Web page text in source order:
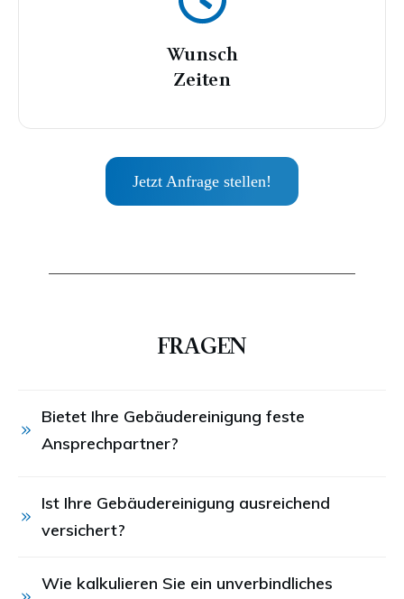
Wunsch
Zeiten
Jetzt Anfrage stellen!
FRAGEN
Bietet Ihre Gebäudereinigung feste
Ansprechpartner?
Ist Ihre Gebäudereinigung ausreichend
versichert?
Wie kalkulieren Sie ein unverbindliches